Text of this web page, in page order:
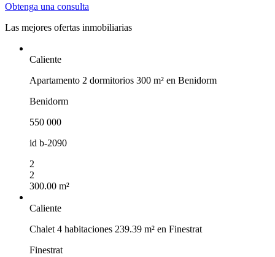
Obtenga una consulta
Las mejores ofertas inmobiliarias
Caliente
Apartamento 2 dormitorios 300 m² en Benidorm
Benidorm
550 000
id b-2090
2
2
300.00 m²
Caliente
Chalet 4 habitaciones 239.39 m² en Finestrat
Finestrat